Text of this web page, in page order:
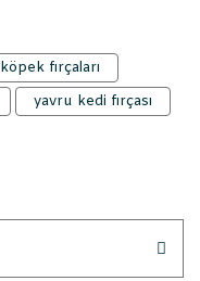
köpek fırçaları
yavru kedi fırçası